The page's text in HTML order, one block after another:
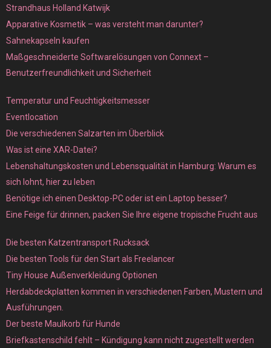
Strandhaus Holland Katwijk
Apparative Kosmetik – was versteht man darunter?
Sahnekapseln kaufen
Maßgeschneiderte Softwarelösungen von Connext –
Benutzerfreundlichkeit und Sicherheit
Temperatur und Feuchtigkeitsmesser
Eventlocation
Die verschiedenen Salzarten im Überblick
Was ist eine XAR-Datei?
Lebenshaltungskosten und Lebensqualität in Hamburg: Warum es
sich lohnt, hier zu leben
Benötige ich einen Desktop-PC oder ist ein Laptop besser?
Eine Feige für drinnen, packen Sie Ihre eigene tropische Frucht aus
Die besten Katzentransport Rucksack
Die besten Tools für den Start als Freelancer
Tiny House Außenverkleidung Optionen
Herdabdeckplatten kommen in verschiedenen Farben, Mustern und
Ausführungen.
Der beste Maulkorb für Hunde
Briefkastenschild fehlt – Kündigung kann nicht zugestellt werden